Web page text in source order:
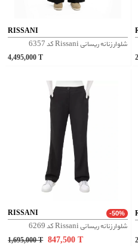
RISSANI
شلوار زنانه ریسانی Rissani کد 6357
4,495,000
RISSANI -50%
شلوار زنانه ریسانی Rissani کد 6269
1,695,000 T 847,500